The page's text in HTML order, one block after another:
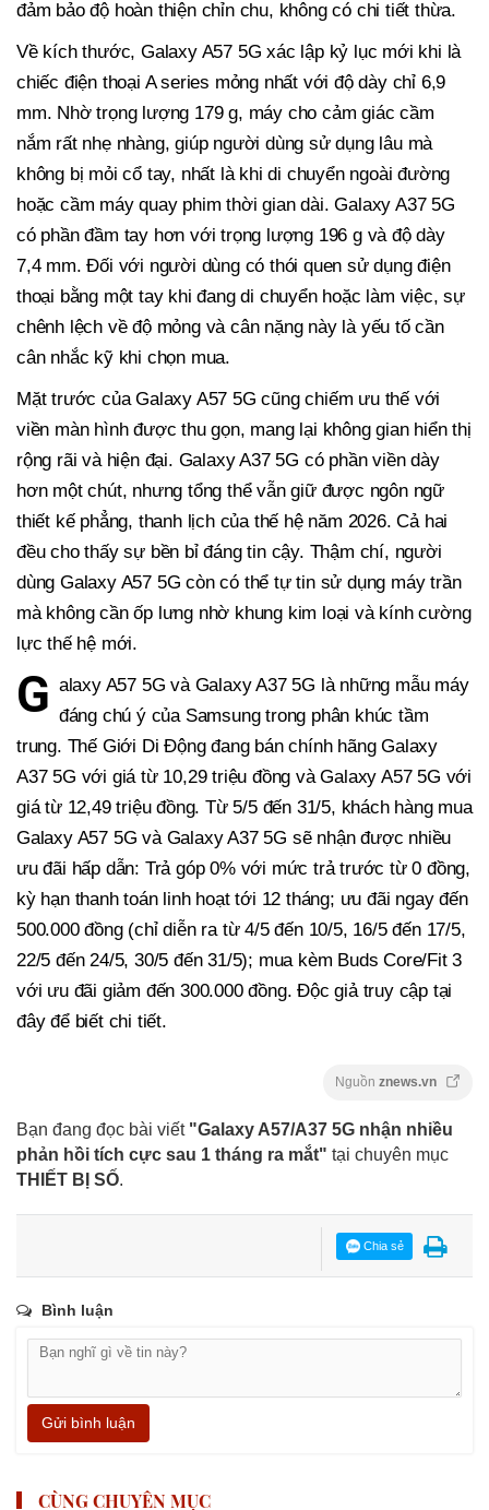
đảm bảo độ hoàn thiện chỉn chu, không có chi tiết thừa.
Về kích thước, Galaxy A57 5G xác lập kỷ lục mới khi là
chiếc điện thoại A series mỏng nhất với độ dày chỉ 6,9
mm. Nhờ trọng lượng 179 g, máy cho cảm giác cầm
nắm rất nhẹ nhàng, giúp người dùng sử dụng lâu mà
không bị mỏi cổ tay, nhất là khi di chuyển ngoài đường
hoặc cầm máy quay phim thời gian dài. Galaxy A37 5G
có phần đầm tay hơn với trọng lượng 196 g và độ dày
7,4 mm. Đối với người dùng có thói quen sử dụng điện
thoại bằng một tay khi đang di chuyển hoặc làm việc, sự
chênh lệch về độ mỏng và cân nặng này là yếu tố cần
cân nhắc kỹ khi chọn mua.
Mặt trước của Galaxy A57 5G cũng chiếm ưu thế với
viền màn hình được thu gọn, mang lại không gian hiển thị
rộng rãi và hiện đại. Galaxy A37 5G có phần viền dày
hơn một chút, nhưng tổng thể vẫn giữ được ngôn ngữ
thiết kế phẳng, thanh lịch của thế hệ năm 2026. Cả hai
đều cho thấy sự bền bỉ đáng tin cậy. Thậm chí, người
dùng Galaxy A57 5G còn có thể tự tin sử dụng máy trần
mà không cần ốp lưng nhờ khung kim loại và kính cường
lực thế hệ mới.
G alaxy A57 5G và Galaxy A37 5G là những mẫu máy
đáng chú ý của Samsung trong phân khúc tầm
trung. Thế Giới Di Động đang bán chính hãng Galaxy
A37 5G với giá từ 10,29 triệu đồng và Galaxy A57 5G với
giá từ 12,49 triệu đồng. Từ 5/5 đến 31/5, khách hàng mua
Galaxy A57 5G và Galaxy A37 5G sẽ nhận được nhiều
ưu đãi hấp dẫn: Trả góp 0% với mức trả trước từ 0 đồng,
kỳ hạn thanh toán linh hoạt tới 12 tháng; ưu đãi ngay đến
500.000 đồng (chỉ diễn ra từ 4/5 đến 10/5, 16/5 đến 17/5,
22/5 đến 24/5, 30/5 đến 31/5); mua kèm Buds Core/Fit 3
với ưu đãi giảm đến 300.000 đồng. Độc giả truy cập tại
đây để biết chi tiết.
Nguồn znews.vn
Bạn đang đọc bài viết "Galaxy A57/A37 5G nhận nhiều
phản hồi tích cực sau 1 tháng ra mắt" tại chuyên mục
THIẾT BỊ SỐ.
Chia sẻ
Bình luận
Gửi bình luận
CÙNG CHUYÊN MỤC